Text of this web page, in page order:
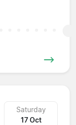
Saturday
17 Oct